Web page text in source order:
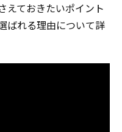
えておきたいポイント
ばれる理由について詳